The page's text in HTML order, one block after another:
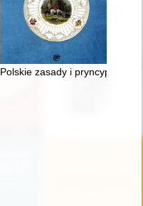
pamiątek z
Polskie zasady i pryncypia